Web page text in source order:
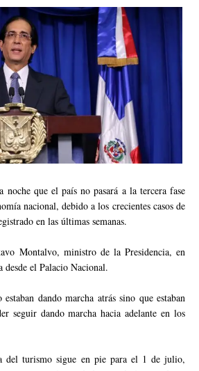
noche que el país no pasará a la tercera fase
nacional, debido a los crecientes casos de
en las últimas semanas.
Montalvo, ministro de la Presidencia, en
desde el Palacio Nacional.
dando marcha atrás sino que estaban
seguir dando marcha hacia adelante en los
del turismo sigue en pie para el 1 de julio,